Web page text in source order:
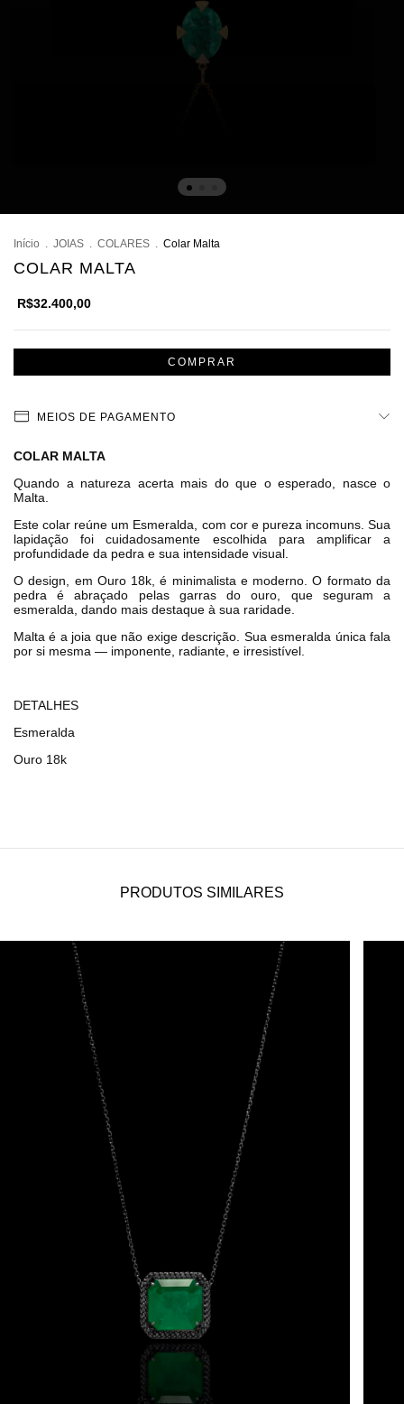
Início JOIAS COLARES Colar Malta
COLAR MALTA
R$32.400,00
MEIOS DE PAGAMENTO
COLAR MALTA
Quando a natureza acerta mais do que o esperado, nasce o
Malta.
Este colar reúne um Esmeralda, com cor e pureza incomuns. Sua
lapidação foi cuidadosamente escolhida para amplificar a
profundidade da pedra e sua intensidade visual.
O design, em Ouro 18k, é minimalista e moderno. O formato da
pedra é abraçado pelas garras do ouro, que seguram a
esmeralda, dando mais destaque à sua raridade.
Malta é a joia que não exige descrição. Sua esmeralda única fala
por si mesma — imponente, radiante, e irresistível.
DETALHES
Esmeralda
Ouro 18k
PRODUTOS SIMILARES